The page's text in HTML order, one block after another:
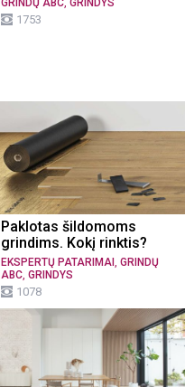
1753
Paklotas šildomoms
grindims. Kokį rinktis?
EKSPERTŲ PATARIMAI
GRINDŲ
ABC GRINDYS
1078